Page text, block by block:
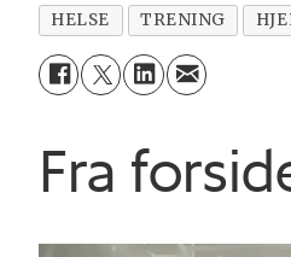
HELSE TRENING
Fra